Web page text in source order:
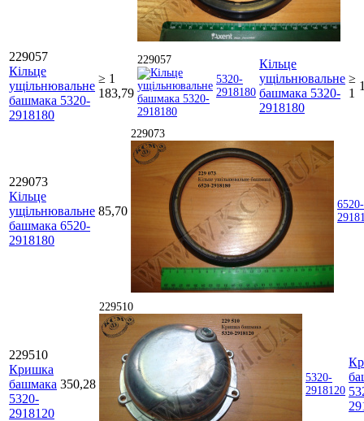
229057
Кільце
ущільнювальне
башмака 5320-
2918180
≥ 1
183,79
229057
5320-
2918180
Кільце
ущільнювальне
башмака 5320-
2918180
≥
1
229073
Кільце
ущільнювальне
башмака 6520-
2918180
85,70
229073
6520-
229510
Кришка
башмака
5320-
2918120
350,28
229510
5320-
2918120